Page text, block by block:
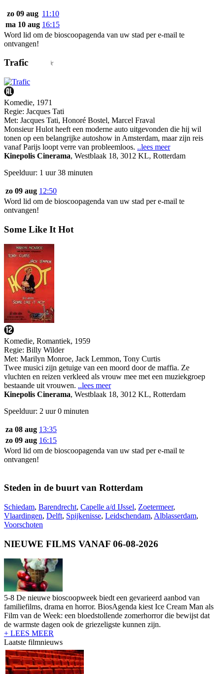
zo 09 aug 11:10
ma 10 aug 16:15
Word lid om de bioscoopagenda van uw stad per e-mail te
ontvangen!
Trafic
Komedie, 1971
Regie: Jacques Tati
Met: Jacques Tati, Honoré Bostel, Marcel Fraval
Monsieur Hulot heeft een moderne auto uitgevonden die hij wil
tonen op een belangrijke autoshow in Amsterdam, maar zijn reis
vanaf Parijs loopt verre van probleemloos. ..lees meer
Kinepolis Cinerama, Westblaak 18, 3012 KL, Rotterdam
Speelduur: 1 uur 38 minuten
zo 09 aug 12:50
Word lid om de bioscoopagenda van uw stad per e-mail te
ontvangen!
Some Like It Hot
Komedie, Romantiek, 1959
Regie: Billy Wilder
Met: Marilyn Monroe, Jack Lemmon, Tony Curtis
Twee musici zijn getuige van een moord door de maffia. Ze
vluchten en reizen verkleed als vrouw mee met een muziekgroep
bestaande uit vrouwen. ..lees meer
Kinepolis Cinerama, Westblaak 18, 3012 KL, Rotterdam
Speelduur: 2 uur 0 minuten
za 08 aug 13:35
zo 09 aug 16:15
Word lid om de bioscoopagenda van uw stad per e-mail te
ontvangen!
Steden in de buurt van Rotterdam
Schiedam, Barendrecht, Capelle a/d IJssel, Zoetermeer,
Vlaardingen, Delft, Spijkenisse, Leidschendam, Alblasserdam,
Voorschoten
NIEUWE FILMS VANAF 06-08-2026
5-8 De nieuwe bioscoopweek biedt een gevarieerd aanbod van
familiefilms, drama en horror. BiosAgenda kiest Ice Cream Man als
Film van de Week: een bloedstollende zomerhorror die bewijst dat
de warmste dagen ook de griezeligste kunnen zijn.
+ LEES MEER
Laatste filmnieuws